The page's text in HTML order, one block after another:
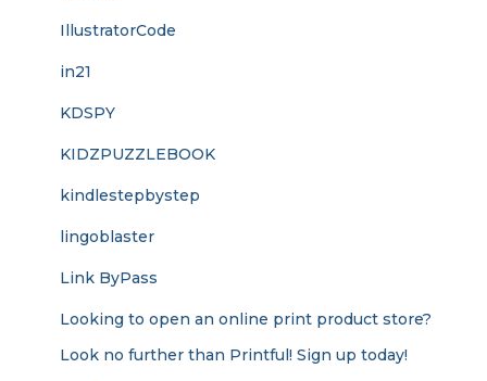
IllustratorCode
in21
KDSPY
KIDZPUZZLEBOOK
kindlestepbystep
lingoblaster
Link ByPass
Looking to open an online print product store?
Look no further than Printful! Sign up today!